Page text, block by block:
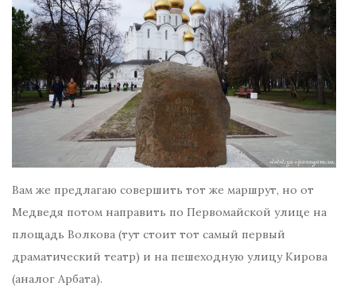
Вам же предлагаю совершить тот же маршрут, но от
Медведя потом направить по Первомайской улице на
площадь Волкова (тут стоит тот самый первый
драматический театр) и на пешеходную улицу Кирова
(аналог Арбата).